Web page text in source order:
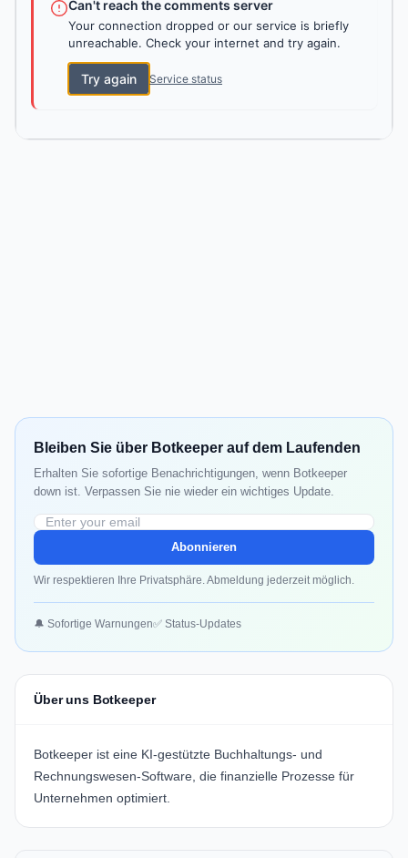
Can't reach the comments server
Your connection dropped or our service is briefly
unreachable. Check your internet and try again.
Try again Service status
Bleiben Sie über Botkeeper auf dem Laufenden
Erhalten Sie sofortige Benachrichtigungen, wenn Botkeeper
down ist. Verpassen Sie nie wieder ein wichtiges Update.
Abonnieren
Wir respektieren Ihre Privatsphäre. Abmeldung jederzeit möglich.
🔔 Sofortige Warnungen✅ Status-Updates
Über uns Botkeeper
Botkeeper ist eine KI-gestützte Buchhaltungs- und
Rechnungswesen-Software, die finanzielle Prozesse für
Unternehmen optimiert.